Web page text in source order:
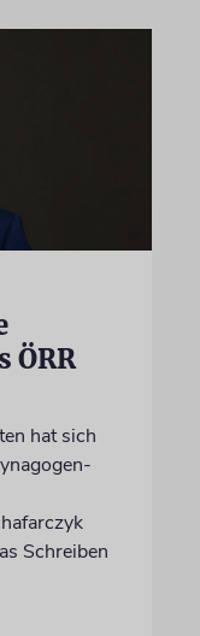
ÖRR
hat sich
Schreiben